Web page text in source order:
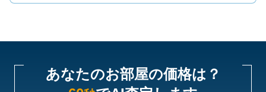
あなたのお部屋の価格は？